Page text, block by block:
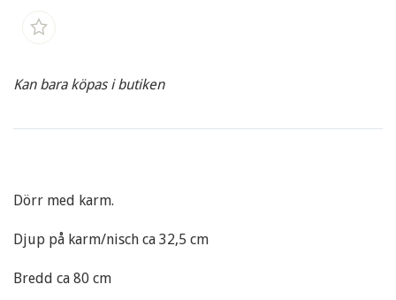
Kan bara köpas i butiken
Dörr med karm.
Djup på karm/nisch ca 32,5 cm
Bredd ca 80 cm